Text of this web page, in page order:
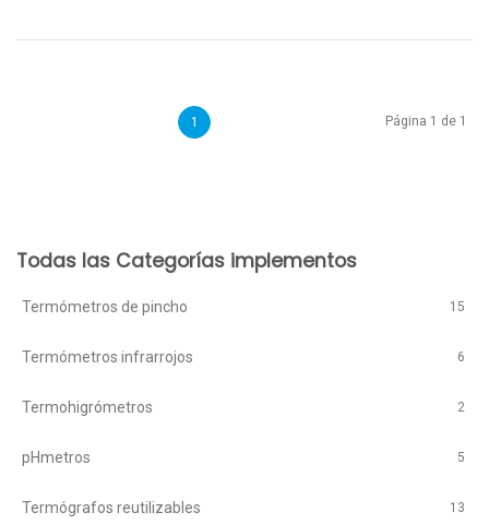
1 Página 1 de 1
Todas las Categorías implementos
Termómetros de pincho 15
Termómetros infrarrojos 6
Termohigrómetros 2
pHmetros 5
Termógrafos reutilizables 13